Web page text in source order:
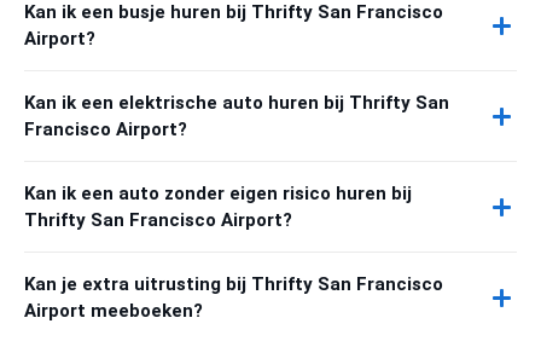
Kan ik een busje huren bij Thrifty San Francisco
Airport?
Kan ik een elektrische auto huren bij Thrifty San
Francisco Airport?
Kan ik een auto zonder eigen risico huren bij
Thrifty San Francisco Airport?
Kan je extra uitrusting bij Thrifty San Francisco
Airport meeboeken?